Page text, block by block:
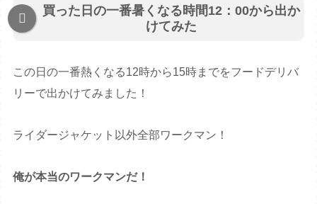
買った日の一番暑くなる時間12：00から出か
けてみた
この日の一番熱くなる12時から15時までをフードデリバ
リーで出かけてみました！
ライダージャケット以外全部ワークマン！
俺が本当のワークマンだ！